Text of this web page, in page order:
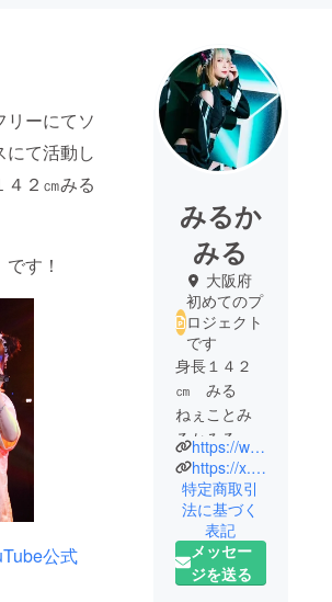
リーにてソ
にて活動し
４２㎝みる
です！
公式
みるか
みる
大阪府
初めてのプ
ロジェクト
です
身長１４２
㎝ みる
ねぇことみ
るかみるで
す
ソロ活動に
て、大阪と
東京を拠点
にアーティ
https://www.youtube.com/@mirukamiru
https://x.com/ochibi142milky
特定商取引
法に基づく
表記
メッセー
ジを送る